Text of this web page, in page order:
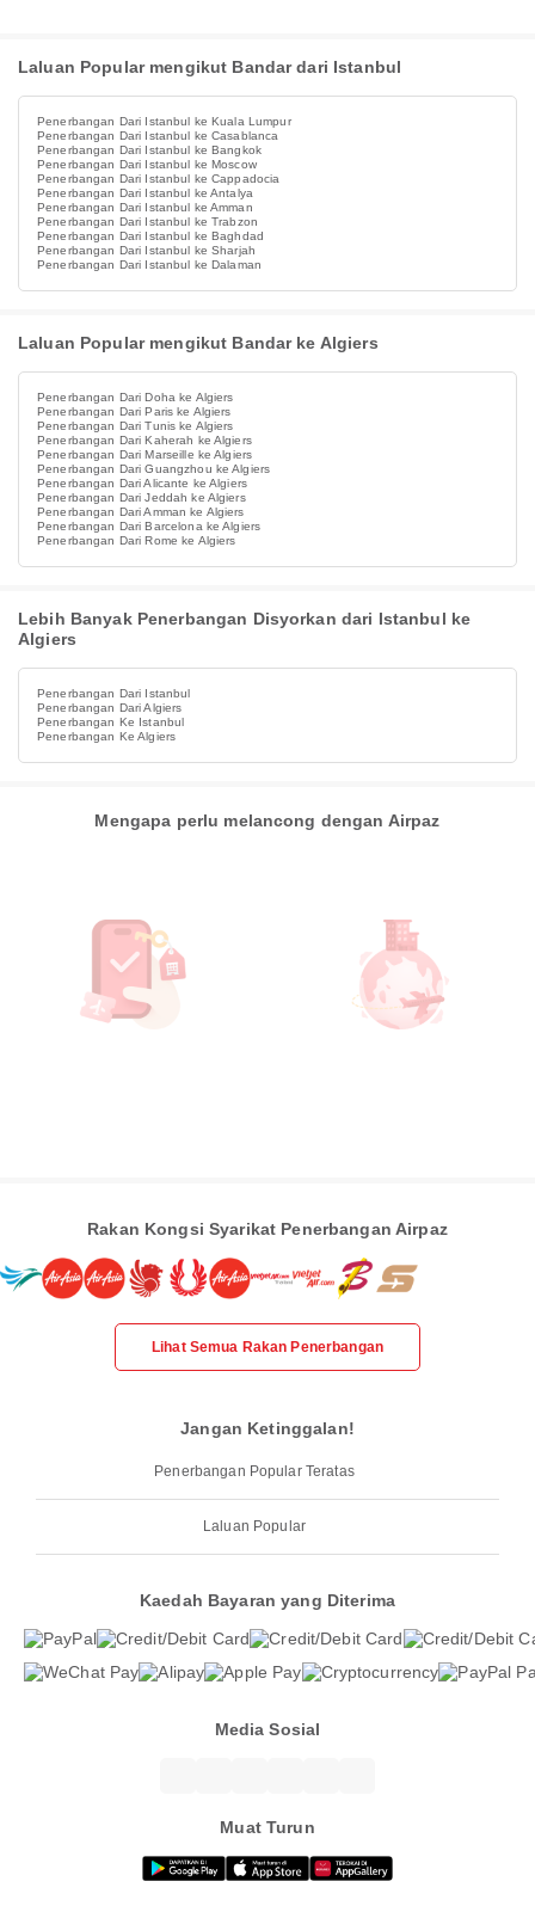
Laluan Popular mengikut Bandar dari Istanbul
Penerbangan Dari Istanbul ke Kuala Lumpur
Penerbangan Dari Istanbul ke Casablanca
Penerbangan Dari Istanbul ke Bangkok
Penerbangan Dari Istanbul ke Moscow
Penerbangan Dari Istanbul ke Cappadocia
Penerbangan Dari Istanbul ke Antalya
Penerbangan Dari Istanbul ke Amman
Penerbangan Dari Istanbul ke Trabzon
Penerbangan Dari Istanbul ke Baghdad
Penerbangan Dari Istanbul ke Sharjah
Penerbangan Dari Istanbul ke Dalaman
Laluan Popular mengikut Bandar ke Algiers
Penerbangan Dari Doha ke Algiers
Penerbangan Dari Paris ke Algiers
Penerbangan Dari Tunis ke Algiers
Penerbangan Dari Kaherah ke Algiers
Penerbangan Dari Marseille ke Algiers
Penerbangan Dari Guangzhou ke Algiers
Penerbangan Dari Alicante ke Algiers
Penerbangan Dari Jeddah ke Algiers
Penerbangan Dari Amman ke Algiers
Penerbangan Dari Barcelona ke Algiers
Penerbangan Dari Rome ke Algiers
Lebih Banyak Penerbangan Disyorkan dari Istanbul ke
Algiers
Penerbangan Dari Istanbul
Penerbangan Dari Algiers
Penerbangan Ke Istanbul
Penerbangan Ke Algiers
Mengapa perlu melancong dengan Airpaz
Rakan Kongsi Syarikat Penerbangan Airpaz
Lihat Semua Rakan Penerbangan
Jangan Ketinggalan!
Penerbangan Popular Teratas
Laluan Popular
Kaedah Bayaran yang Diterima
Media Sosial
Muat Turun